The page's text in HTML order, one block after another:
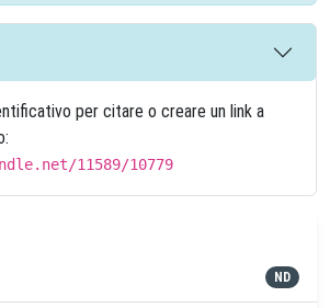
per citare o creare un link a
11589/10779
ND